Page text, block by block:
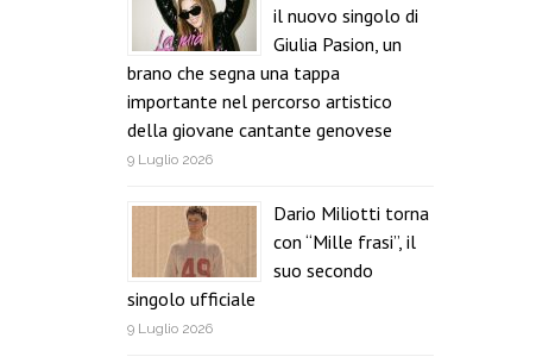
il nuovo singolo di
Giulia Pasion, un
brano che segna una tappa
importante nel percorso artistico
della giovane cantante genovese
9 Luglio 2026
Dario Miliotti torna
con “Mille frasi”, il
suo secondo
singolo ufficiale
9 Luglio 2026